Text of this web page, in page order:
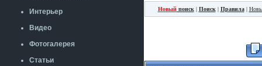
Интерьер
Видео
Фотогалерея
Статьи
Новыйпоиск| Поиск| Правила|